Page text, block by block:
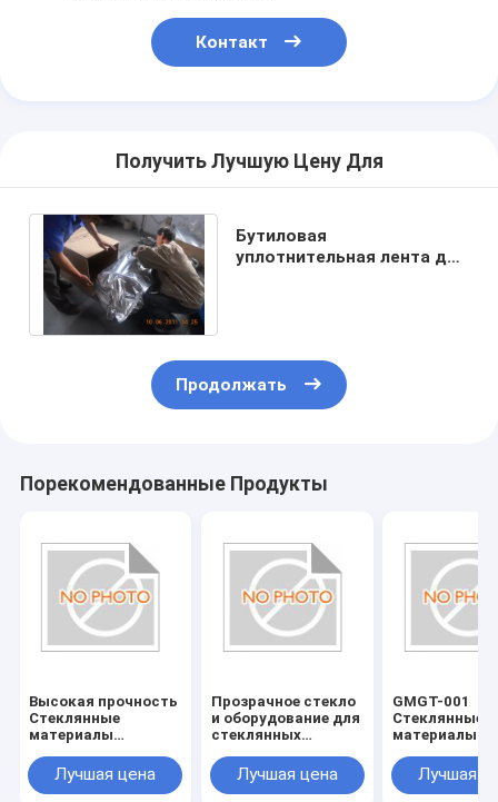
Контакт
Получить Лучшую Цену Для
Бутиловая
уплотнительная лента для
Продолжать
Порекомендованные Продукты
Высокая прочность
Стеклянные
материалы
инструменты
Устойчивые к
Лучшая цена
Прозрачное стекло
и оборудование для
стеклянных
Лучшая цена
GMGT-001
Стеклянные
материалы
инструменты
Страна
Лучшая